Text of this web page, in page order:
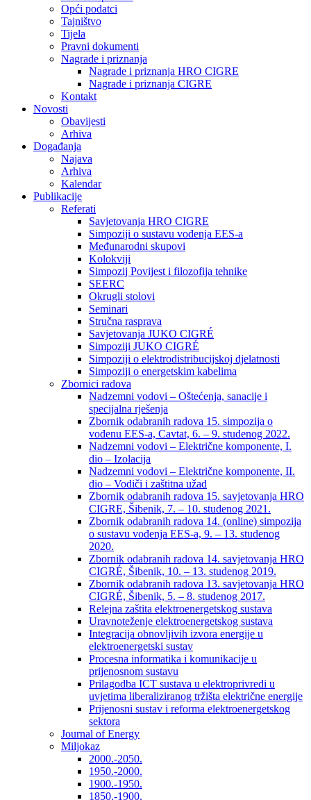
Opći podatci
Tajništvo
Tijela
Pravni dokumenti
Nagrade i priznanja
Nagrade i priznanja HRO CIGRE
Nagrade i priznanja CIGRE
Kontakt
Novosti
Obavijesti
Arhiva
Događanja
Najava
Arhiva
Kalendar
Publikacije
Referati
Savjetovanja HRO CIGRE
Simpoziji o sustavu vođenja EES-a
Međunarodni skupovi
Kolokviji​
Simpozij Povijest i filozofija tehnike
SEERC
Okrugli stolovi
Seminari​
Stručna rasprava​
Savjetovanja JUKO CIGRÉ
Simpoziji JUKO CIGRÉ
Simpoziji o elektrodistribucijskoj djelatnosti
Simpoziji o energetskim kabelima
Zbornici radova
Nadzemni vodovi – Oštećenja, sanacije i
specijalna rješenja
Zbornik odabranih radova 15. simpozija o
vođenu EES-a, Cavtat, 6. – 9. studenog 2022.
Nadzemni vodovi – Električne komponente, I.
dio – Izolacija
Nadzemni vodovi – Električne komponente, II.
dio – Vodiči i zaštitna užad
Zbornik odabranih radova 15. savjetovanja HRO
CIGRE, Šibenik, 7. – 10. studenog 2021.
Zbornik odabranih radova 14. (online) simpozija
o sustavu vođenja EES-a, 9. – 13. studenog
2020.
Zbornik odabranih radova 14. savjetovanja HRO
CIGRÉ, Šibenik, 10. – 13. studenog 2019.
Zbornik odabranih radova 13. savjetovanja HRO
CIGRÉ, Šibenik, 5. – 8. studenog 2017.
Relejna zaštita elektroenergetskog sustava
Uravnoteženje elektroenergetskog sustava
Integracija obnovljivih izvora energije u
elektroenergetski sustav
Procesna informatika i komunikacije u
prijenosnom sustavu
Prilagodba ICT sustava u elektroprivredi u
uvjetima liberaliziranog tržišta električne energije
Prijenosni sustav i reforma elektroenergetskog
sektora
Journal of Energy
Miljokaz
2000.-2050.
1950.-2000.
1900.-1950.
1850.-1900.